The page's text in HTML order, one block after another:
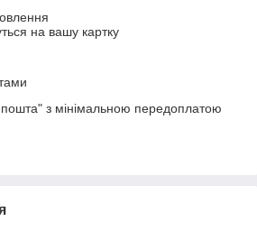
на вашу картку
з мінімальною передоплатою